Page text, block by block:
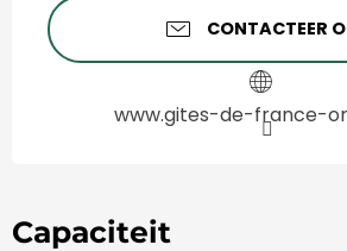
CONTACTEER
www.gites-de-france-
Capaciteit